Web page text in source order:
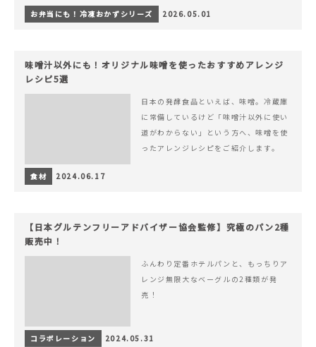
か。 どのようにつくられているのか。&
hellip; 続きを読む 【6月10日（無添加
お弁当にも！冷凍おかずシリーズ 2026.05.01
味噌汁以外にも！オリジナル味噌を使ったおすすめアレンジ
レシピ5選
日本の発酵食品といえば、味噌。冷蔵庫
に常備しているけど「味噌汁以外に使い
道がわからない」という方へ、味噌を使
ったアレンジレシピをご紹介します。
食材 2024.06.17
【日本グルテンフリーアドバイザー協会監修】究極のパン2種
販売中！
ふんわり定番ホテルパンと、もっちりア
レンジ無限大なベーグルの2種類が発
売！
コラボレーション 2024.05.31